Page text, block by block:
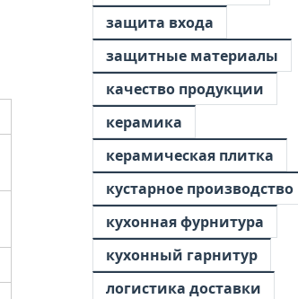
защита входа
защитные материалы
качество продукции
керамика
керамическая плитка
кустарное производство
кухонная фурнитура
кухонный гарнитур
логистика доставки